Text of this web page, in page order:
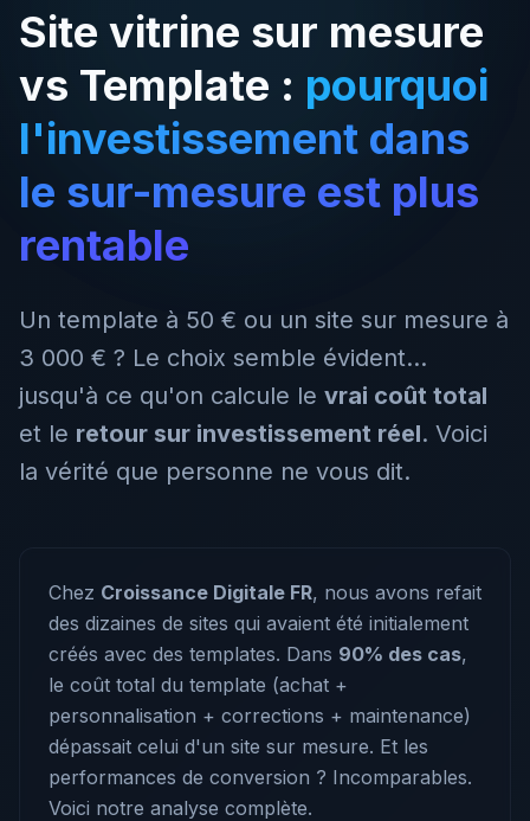
Site vitrine sur mesure
vs Template : pourquoi
l'investissement dans
le sur-mesure est plus
rentable
Un template à 50 € ou un site sur mesure à
3 000 € ? Le choix semble évident…
jusqu'à ce qu'on calcule le vrai coût total
et le retour sur investissement réel. Voici
la vérité que personne ne vous dit.
Chez Croissance Digitale FR, nous avons refait
des dizaines de sites qui avaient été initialement
créés avec des templates. Dans 90% des cas,
le coût total du template (achat +
personnalisation + corrections + maintenance)
dépassait celui d'un site sur mesure. Et les
performances de conversion ? Incomparables.
Voici notre analyse complète.